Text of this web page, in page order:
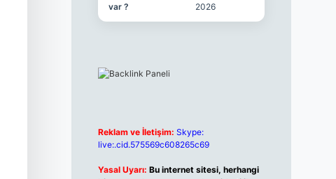
var ?
2026
Reklam ve İletişim: Skype:
live:.cid.575569c608265c69
Yasal Uyarı: Bu internet sitesi, herhangi